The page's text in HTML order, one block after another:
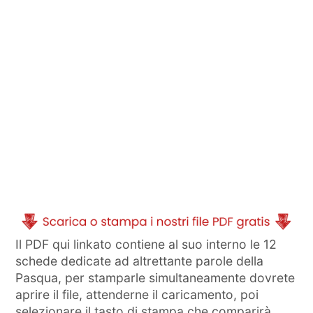
Il PDF qui linkato contiene al suo interno le 12
schede dedicate ad altrettante parole della
Pasqua, per stamparle simultaneamente dovrete
aprire il file, attenderne il caricamento, poi